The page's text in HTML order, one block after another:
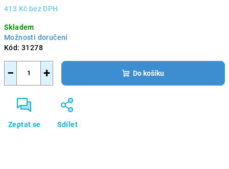
413 Kč bez DPH
cena:
Skladem
Možnosti doručení
Kód: 31278
+
− Do košíku
Zeptat se Sdílet